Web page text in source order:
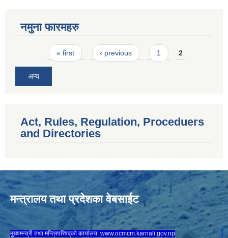
नमुना फारमहरु
Pages« first ‹ previous 1 2
अन्य
Act, Rules, Regulation, Proceduers
and Directories
मन्त्रालय तथा प्रदेशका वेबसाईट
मुख्यमन्त्री तथा मन्त्रिपरिषद्को कार्यालय: www.ocmcm.karnali.gov.np